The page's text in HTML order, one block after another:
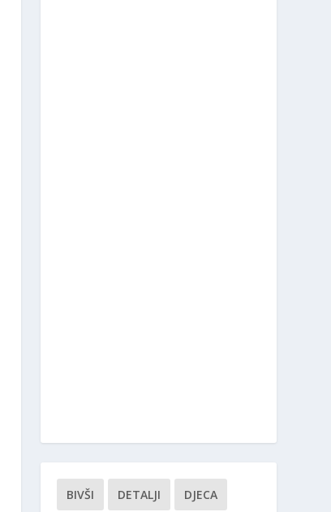
BIVŠI DETALJI DJECA